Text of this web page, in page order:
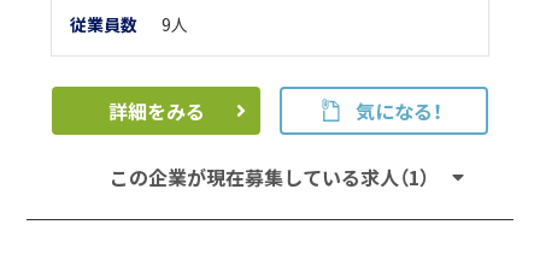
従業員数
9人
詳細をみる 気になる！
この企業が現在募集している求人（1）